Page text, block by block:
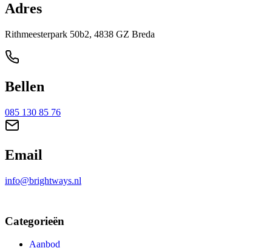
Adres
Rithmeesterpark 50b2, 4838 GZ Breda
Bellen
085 130 85 76
Email
info@brightways.nl
Categorieën
Aanbod